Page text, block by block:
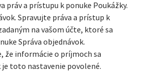
práv a prístupu k ponuke Poukážky.
Spravujte práva a prístup k
na vašom účte, ktoré sa
Správa objednávok.
že informácie o príjmoch sa
je toto nastavenie povolené.